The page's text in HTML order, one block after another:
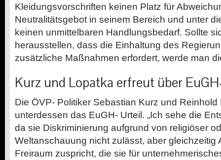
Kleidungsvorschriften keinen Platz für
Neutralitätsgebot in seinem Bereich und unter
keinen unmittelbaren Handlungsbedarf. Sollte
herausstellen, dass die Einhaltung des
zusätzliche Maßnahmen erfordert, werde man
Kurz und Lopatka erfreut über
Die ÖVP- Politiker Sebastian Kurz und
unterdessen das EuGH- Urteil. „Ich sehe die
da sie Diskriminierung aufgrund von religiöser
Weltanschauung nicht zulässt, aber gleichzeitig
Freiraum zuspricht, die sie für